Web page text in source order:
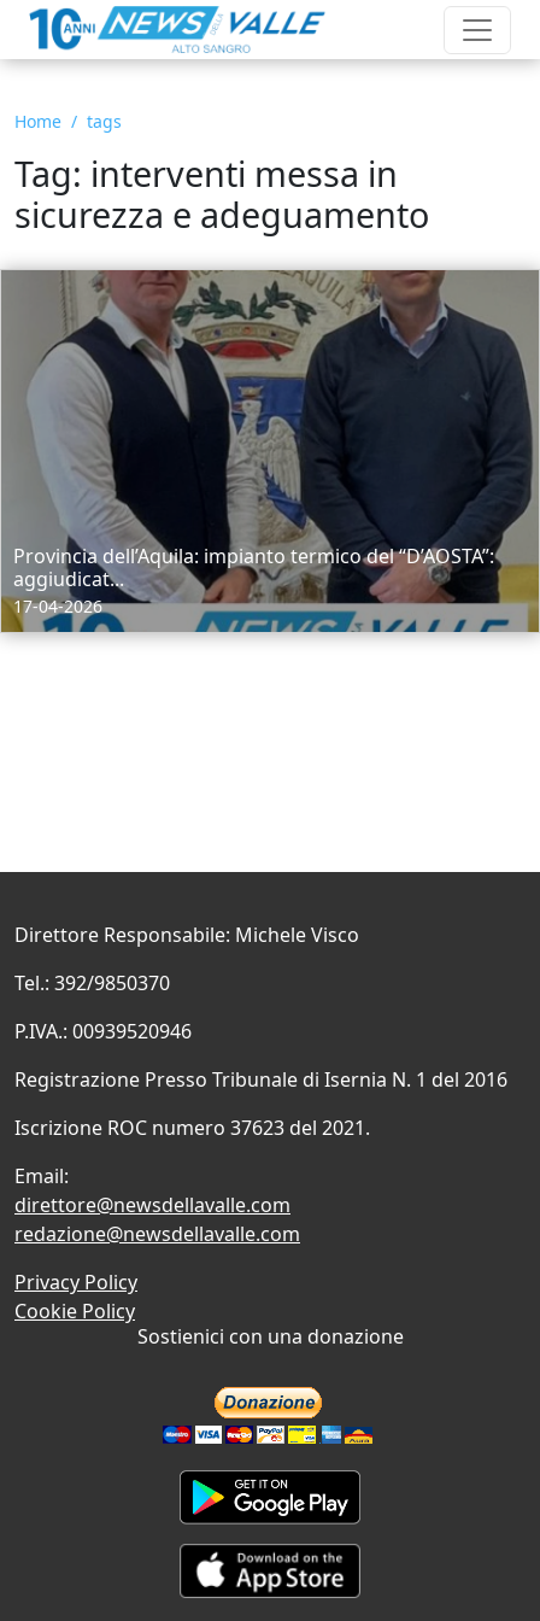
Home tags
Tag: interventi messa in
sicurezza e adeguamento
Provincia dell’Aquila: impianto termico del “D’AOSTA”:
aggiudicat...
17-04-2026
Direttore Responsabile: Michele Visco
Tel.: 392/9850370
P.IVA.: 00939520946
Registrazione Presso Tribunale di Isernia N. 1 del 2016
Iscrizione ROC numero 37623 del 2021.
Email:
direttore@newsdellavalle.com
redazione@newsdellavalle.com
Privacy Policy
Cookie Policy
Sostienici con una donazione